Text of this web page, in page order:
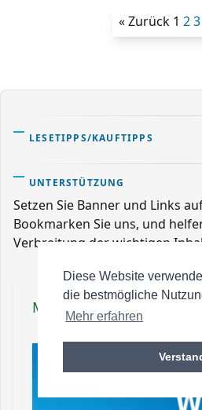
Diese Website
die bestmögliche
Mehr erfahren
« Zurück 1 2 3
LESETIPPS/KAUFTIPPS
UNTERSTÜTZUNG
Setzen Sie Banner und Links
Bookmarken Sie uns, und
Verbreitung der wichtigen
Mitmachen